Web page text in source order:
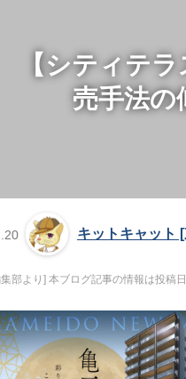
【シティテ
売手法の
キットキャット
部より] 本ブログ記事の情報は投稿